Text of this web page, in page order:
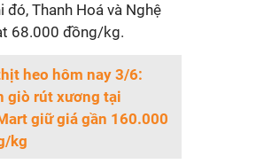
Thanh Hoá và Nghệ
68.000 đồng/kg.
heo hôm nay 3/6:
giò rút xương tại
giữ giá gần 160.000
kg